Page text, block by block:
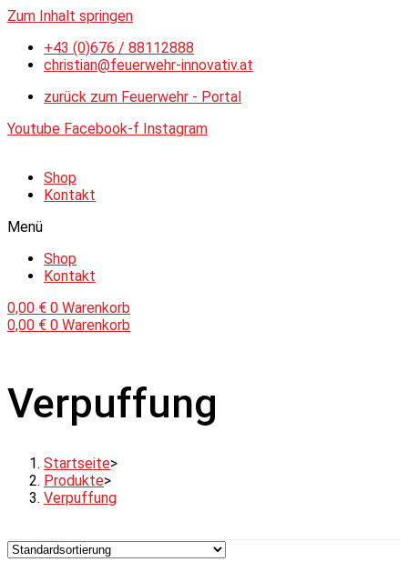
Zum Inhalt springen
+43 (0)676 / 88112888
christian@feuerwehr-innovativ.at
zurück zum Feuerwehr - Portal
Youtube Facebook-f Instagram
Shop
Kontakt
Menü
Shop
Kontakt
0,00 € 0 Warenkorb
0,00 € 0 Warenkorb
Verpuffung
Startseite>
Produkte>
Verpuffung